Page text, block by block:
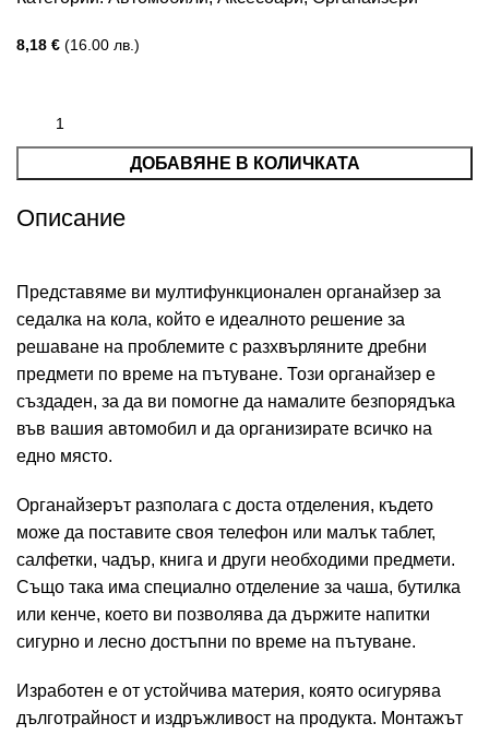
8,18 € (16.00 лв.)
ДОБАВЯНЕ В КОЛИЧКАТА
Описание
Представяме ви мултифункционален органайзер за
седалка на кола, който е идеалното решение за
решаване на проблемите с разхвърляните дребни
предмети по време на пътуване. Този органайзер е
създаден, за да ви помогне да намалите безпорядъка
във вашия автомобил и да организирате всичко на
едно място.
Органайзерът разполага с доста отделения, където
може да поставите своя телефон или малък таблет,
салфетки, чадър, книга и други необходими предмети.
Също така има специално отделение за чаша, бутилка
или кенче, което ви позволява да държите напитки
сигурно и лесно достъпни по време на пътуване.
Изработен е от устойчива материя, която осигурява
дълготрайност и издръжливост на продукта. Монтажът